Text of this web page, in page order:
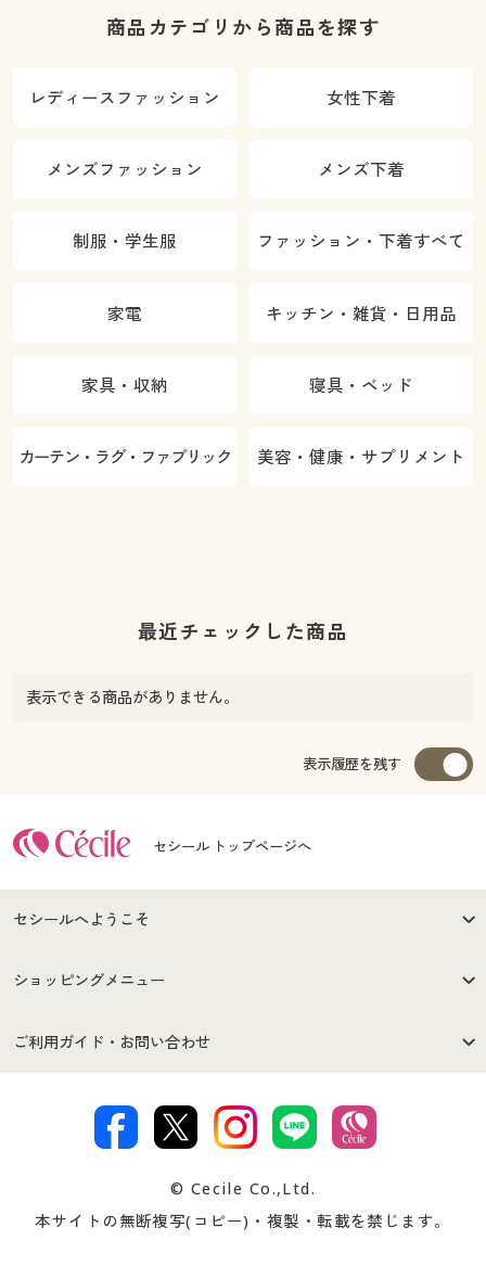
商品カテゴリから商品を探す
レディースファッション 女性下着
メンズファッション メンズ下着
制服・学生服 ファッション・下着すべて
家電 キッチン・雑貨・日用品
家具・収納 寝具・ベッド
カーテン・ラグ・ファブリック 美容・健康・サプリメント
最近チェックした商品
表示できる商品がありません。
表示履歴を残す
セシール トップページへ
セシールへようこそ
はじめての方へ
セシールご利用規約
著作権・商標について 会社案内
ショッピングメニュー
商品カテゴリ
プレゼント＆キャンペーン サイトマップ
ご利用ガイド・お問い合わせ
交換・返品は お支払は
ついて
忘れの場合
© Cecile Co.,Ltd.
本サイトの無断複写(コピー)・複製・転載を禁じます。